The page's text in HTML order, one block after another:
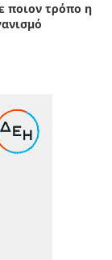
ποιον τρόπο η